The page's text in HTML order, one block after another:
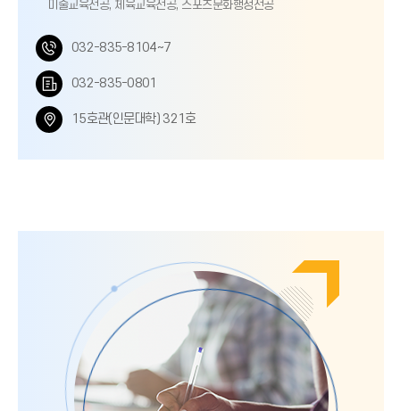
미술교육전공, 체육교육전공, 스포츠문화행정전공
032-835-8104~7전
호
032-835-0801
스
15호관(인문대학) 321호위